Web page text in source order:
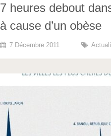
7 heures debout
à cause d’un obèse
7 Décembre 2011